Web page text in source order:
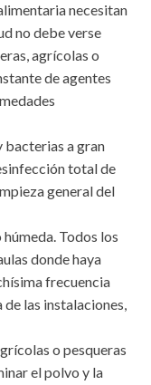
necesitan
no debe verse
agrícolas o
de agentes
bacterias a gran
total de
general del
Todos los
donde haya
frecuencia
las instalaciones,
o pesqueras
el polvo y la